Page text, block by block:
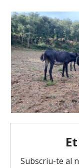
'
à
u
d
o